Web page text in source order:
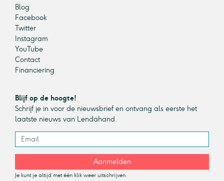
Blog
Facebook
Twitter
Instagram
YouTube
Contact
Financiering
Blijf op de hoogte!
Schrijf je in voor de nieuwsbrief en ontvang als eerste het
laatste nieuws van Lendahand.
Aanmelden
Je kunt je altijd met één klik weer uitschrijven.